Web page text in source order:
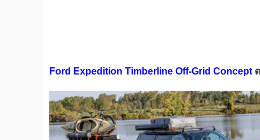
Ford Expedition Timberline Off-Grid Concept